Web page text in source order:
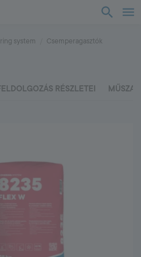
system
Csemperagasztók
RÉSZLETEI